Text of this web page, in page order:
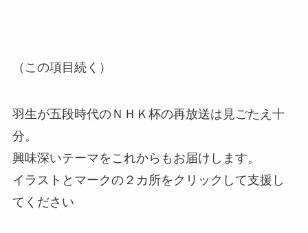
（この項目続く）
羽生が五段時代のＮＨＫ杯の再放送は見ごたえ十
分。
興味深いテーマをこれからもお届けします。
イラストとマークの２カ所をクリックして支援し
てください